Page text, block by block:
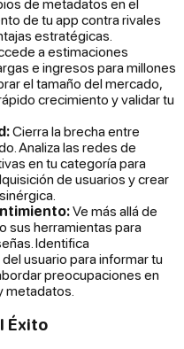
de tu app contra rivales
estratégicas.
a estimaciones
e ingresos para millones
el tamaño del mercado,
crecimiento y validar tu
Cierra la brecha entre
Analiza las redes de
en tu categoría para
de usuarios y crear
Ve más allá de
sus herramientas para
Identifica
usuario para informar tu
preocupaciones en
metadatos.
Éxito